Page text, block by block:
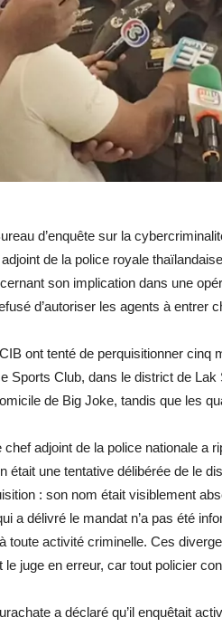
d’enquête sur la
de la police royale
son implication dans une
d’autoriser les agents à entrer
ont tenté de perquisitionner cinq
Sports Club, dans le district de Lak
de Big Joke, tandis que les
adjoint de la police nationale a
était une tentative délibérée de le
: son nom était visiblement
a délivré le mandat n’a pas été
toute activité criminelle. Ces
le juge en erreur, car tout policier
a déclaré qu’il enquêtait